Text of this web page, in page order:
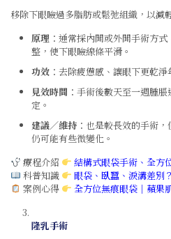
移除下眼瞼過多脂肪或鬆弛組織，以減
原理 ：通常採內開或外開手術方
整，使下眼瞼線條平滑。
功效 ：去除疲憊感、讓眼下更乾
見效時間 ：手術後數天至一週腫
定。
建議／維持 ：也是較長效的手術
仍可能有些微變化。
療程介紹
結構式眼袋手術、 全方
科普知識
眼袋、臥蠶、淚溝差別
案例心得
全方位無痕眼袋｜蘋果
隆乳手術